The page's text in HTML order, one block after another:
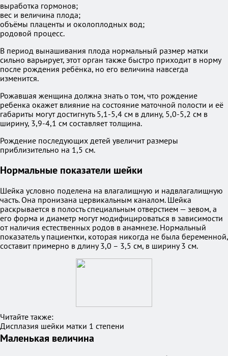
выработка гормонов;
вес и величина плода;
объёмы плаценты и околоплодных вод;
родовой процесс.
В период вынашивания плода нормальный размер матки
сильно варьирует, этот орган также быстро приходит в норму
после рождения ребёнка, но его величина навсегда
изменится.
Рожавшая женщина должна знать о том, что рождение
ребенка окажет влияние на состояние маточной полости и её
габариты могут достигнуть 5,1-5,4 см в длину, 5,0-5,2 см в
ширину, 3,9-4,1 см составляет толщина.
Рождение последующих детей увеличит размеры
приблизительно на 1,5 см.
Нормальные показатели шейки
Шейка условно поделена на влагалищную и надвлагалищную
часть. Она пронизана цервикальным каналом. Шейка
раскрывается в полость специальным отверстием — зевом, а
его форма и диаметр могут модифицироваться в зависимости
от наличия естественных родов в анамнезе. Нормальный
показатель у пациентки, которая никогда не была беременной,
составит примерно в длину 3,0 – 3,5 см, в ширину 3 см.
Читайте также:
Дисплазия шейки матки 1 степени
Маленькая величина